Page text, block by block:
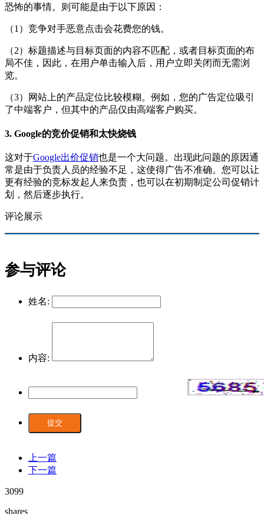
恐怖的事情。则可能是由于以下原因：
（1）竞争对手恶意点击会花费您的钱。
（2）标题描述与目标页面的内容不匹配，或者目标页面的布
局不佳，因此，在用户单击输入后，用户立即关闭而无需浏
览。
（3）网站上的产品定位比较模糊。例如，您的广告定位吸引
了中端客户，但其中的产品仅由高端客户购买。
3. Google的竞价促销和太快烧钱
这对于Google出价促销也是一个大问题。出现此问题的原因通
常是由于负责人员的经验不足，这使得广告不准确。您可以让
更有经验的竞标发起人来负责，也可以在初期制定公司促销计
划，然后逐步执行。
评论展示
参与评论
姓名:
内容:
提交
上一篇
下一篇
3099
shares